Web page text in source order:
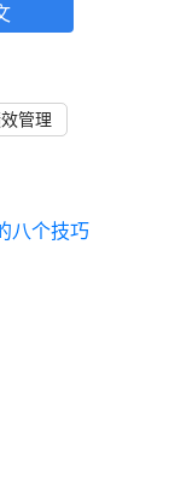
管理
八个技巧